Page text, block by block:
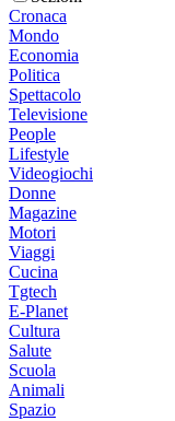
Cronaca
Mondo
Economia
Politica
Spettacolo
Televisione
People
Lifestyle
Videogiochi
Donne
Magazine
Motori
Viaggi
Cucina
Tgtech
E-Planet
Cultura
Salute
Scuola
Animali
Spazio